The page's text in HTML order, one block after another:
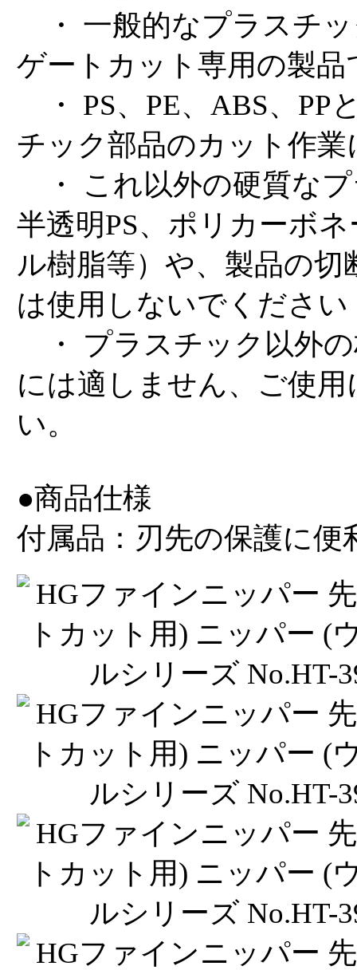
・ 一般的なプラスチ
ゲートカット専用の製品
・ PS、PE、ABS、PP
チック部品のカット作
・ これ以外の硬質な
半透明PS、ポリカーボ
ル樹脂等）や、製品の切
は使用しないでください
・ プラスチック以外
には適しません、ご使
い。
●商品仕様
付属品：刃先の保護に便